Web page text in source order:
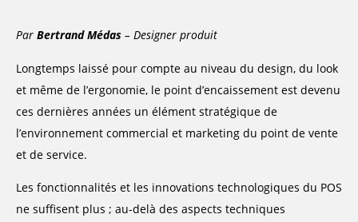
Par Bertrand Médas – Designer produit
Longtemps laissé pour compte au niveau du design, du look
et même de l’ergonomie, le point d’encaissement est devenu
ces dernières années un élément stratégique de
l’environnement commercial et marketing du point de vente
et de service.
Les fonctionnalités et les innovations technologiques du POS
ne suffisent plus ; au-delà des aspects techniques